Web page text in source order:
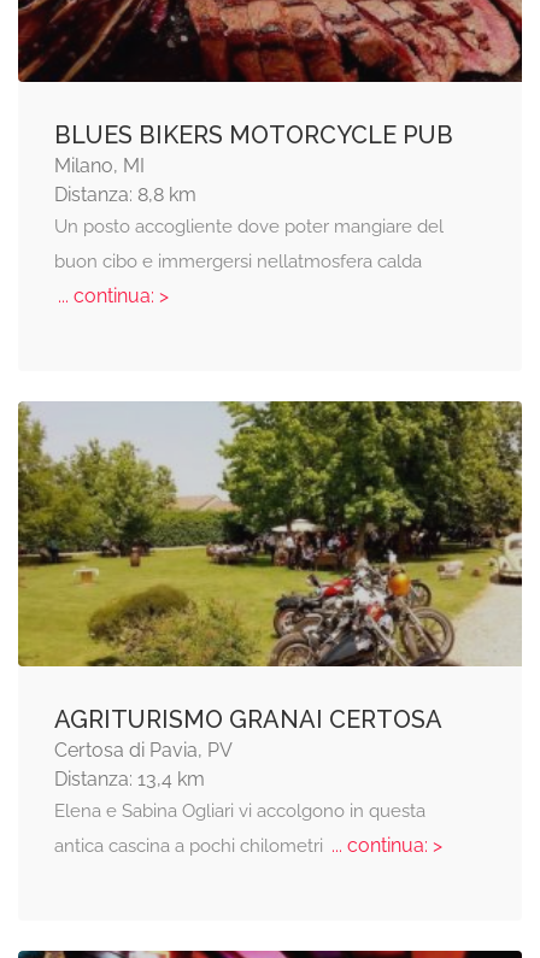
BLUES BIKERS MOTORCYCLE PUB
Milano, MI
Distanza: 8,8 km
Un posto accogliente dove poter mangiare del
buon cibo e immergersi nellatmosfera calda
... continua: >
AGRITURISMO GRANAI CERTOSA
Certosa di Pavia, PV
Distanza: 13,4 km
Elena e Sabina Ogliari vi accolgono in questa
antica cascina a pochi chilometri ... continua: >